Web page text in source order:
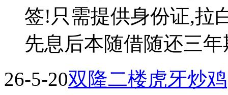
签!只需提供身份证,拉
先息后本随借随还三年
26-5-20双隆二楼虎牙炒鸡